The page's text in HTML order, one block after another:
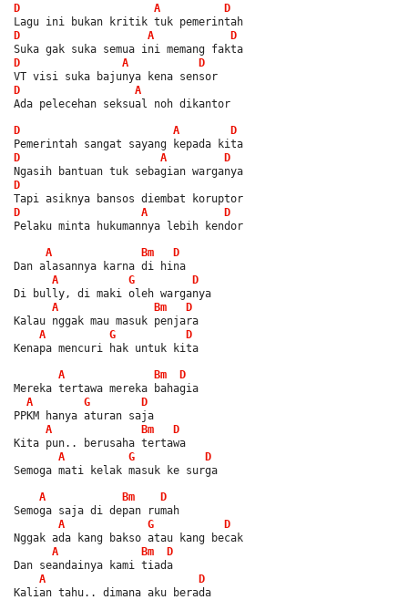
D A
D
Lagu ini bukan kritik tuk pemerintah
D
A
D
Suka gak suka semua ini memang fakta
D
A
D
VT visi suka bajunya kena sensor
D
A
Ada pelecehan seksual noh dikantor
D A
D
Pemerintah sangat sayang kepada kita
D
A
D
Ngasih bantuan tuk sebagian warganya
D
Tapi asiknya bansos diembat koruptor
D
A
D
Pelaku minta hukumannya lebih kendor
A Bm
D
Dan alasannya karna di hina
A
G
D
Di bully, di maki oleh warganya
A
Bm
D
Kalau nggak mau masuk penjara
A
G
D
Kenapa mencuri hak untuk kita
A Bm
D
Mereka tertawa mereka bahagia
A
G
D
PPKM hanya aturan saja
A
Bm
D
Kita pun.. berusaha tertawa
A
G
D
Semoga mati kelak masuk ke surga
A Bm
D
Semoga saja di depan rumah
A
G
D
Nggak ada kang bakso atau kang becak
A
Bm
D
Dan seandainya kami tiada
A
D
Kalian tahu.. dimana aku berada